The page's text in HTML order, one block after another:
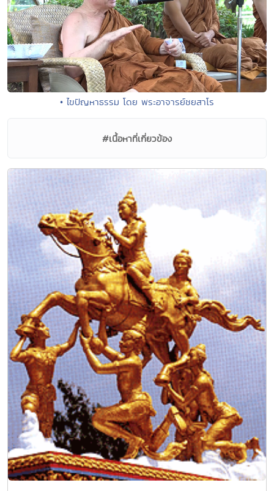
• ไขปัญหาธรรม โดย พระอาจารย์ชยสาโร
#เนื้อหาที่เกี่ยวข้อง